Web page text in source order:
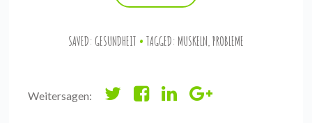
SAVED: GESUNDHEIT TAGGED: MUSKELN,PROBLEME
Weitersagen: